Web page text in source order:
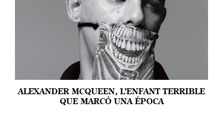
ALEXANDER MCQUEEN, L’ENFANT TERRIBLE
QUE MARCÓ UNA ÉPOCA